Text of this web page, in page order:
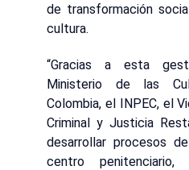
de transformación
cultura.
“Gracias a esta
Ministerio de las
Colombia, el INPEC, el
Criminal y Justicia
desarrollar procesos
centro